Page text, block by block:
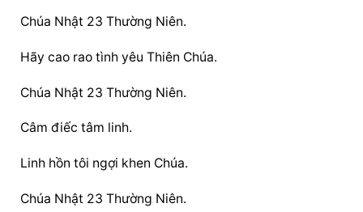
Chúa Nhật 23 Thường Niên.
Hãy cao rao tình yêu Thiên Chúa.
Chúa Nhật 23 Thường Niên.
Câm điếc tâm linh.
Linh hồn tôi ngợi khen Chúa.
Chúa Nhật 23 Thường Niên.